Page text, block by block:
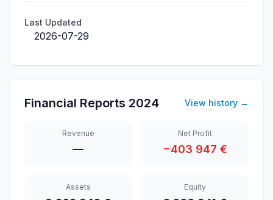
Last Updated
2026-07-29
Financial Reports 2024 View history →
Revenue
—
Net Profit
−403 947 €
Assets Equity